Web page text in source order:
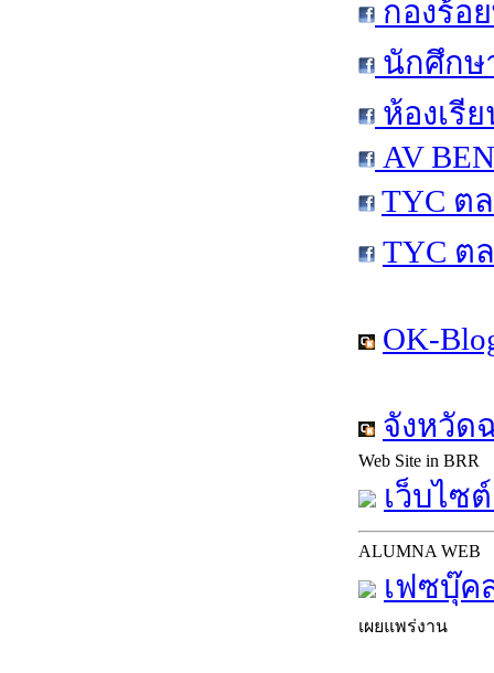
กองร้อ
นักศึกษ
ห้องเรี
AV
TYC ต
TYC ต
OK-
จังหวัด
Web Site in BRR
เว็บไซ
ALUMNA WEB
เฟซบุ๊ค
เผยแพร่งาน